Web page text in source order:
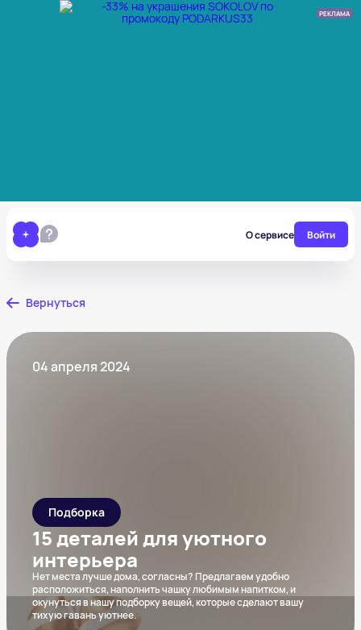
РЕКЛАМА
О сервисе Войти
Вернуться
04 апреля 2024
Подборка
15 деталей для уютного
интерьера
Нет места лучше дома, согласны? Предлагаем удобно
расположиться, наполнить чашку любимым напитком, и
окунуться в нашу подборку вещей, которые сделают вашу
тихую гавань уютнее.